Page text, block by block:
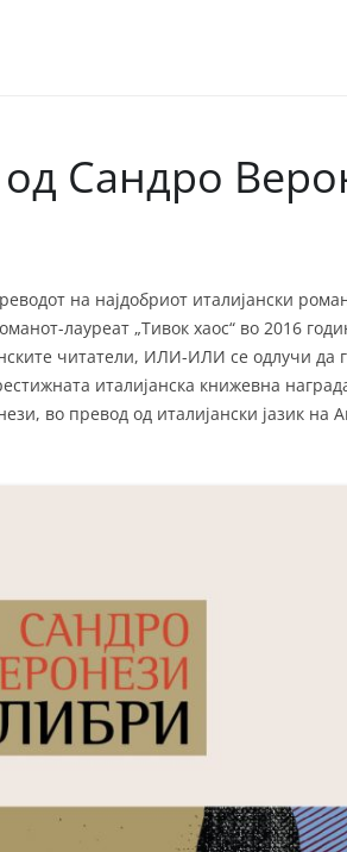
Сандро
на најдобриот италијански
лауреат „Тивок хаос“ во 2016
читатели, ИЛИ-ИЛИ се одлучи да
италијанска книжевна
во превод од италијански јазик на